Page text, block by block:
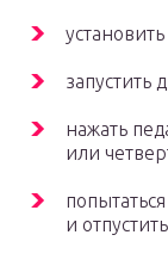
запустить
нажать
или
и